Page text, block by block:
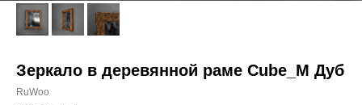
Зеркало в деревянной раме Cube_M Дуб
RuWoo